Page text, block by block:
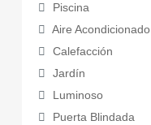
Piscina
Aire Acondicionado
Calefacción
Jardín
Luminoso
Puerta Blindada